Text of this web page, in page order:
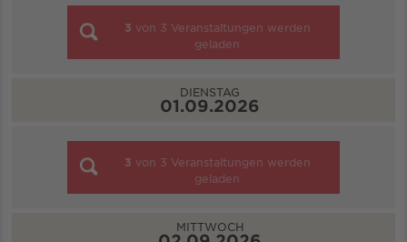
3 von 3 Veranstaltungen werden
geladen
DIENSTAG
01.09.2026
3 von 3 Veranstaltungen werden
geladen
MITTWOCH